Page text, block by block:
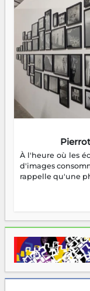
À l'heure où les
d'images
rappelle qu'une